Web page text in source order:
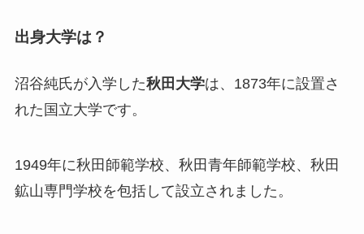
出身大学は？
沼谷純氏が入学した秋田大学は、1873年に設置さ
れた国立大学です。
1949年に秋田師範学校、秋田青年師範学校、秋田
鉱山専門学校を包括して設立されました。